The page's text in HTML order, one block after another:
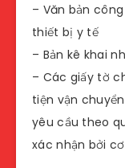
– Văn bản
thiết bị y tế
– Bản kê khai
– Các giấy tờ
tiện vận
yêu cầu theo
xác nhận bởi